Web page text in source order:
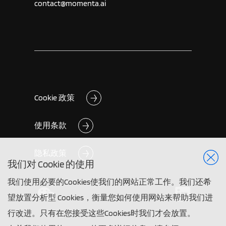
我们对 Cookie 的使用
我们使用必要的Cookies使我们的网站正常工作。我们还希
望放置分析型 Cookies，衡量您如何使用网站来帮助我们进
行改进。只有在您接受这些Cookies时我们才会放置。
contact@momenta.ai
Cookie 政策
使用条款
隐私政策